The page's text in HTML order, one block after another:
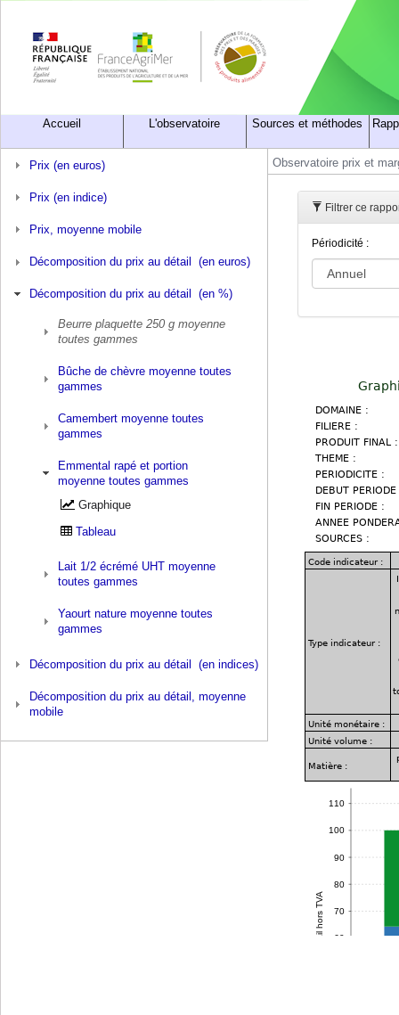
Accueil L'observatoire Sources et méthodes
Prix (en euros)
Prix (en indice)
Prix, moyenne mobile
Décomposition du prix au détail (en euros)
Décomposition du prix au détail (en %)
Beurre plaquette 250 g moyenne
toutes gammes
Bûche de chèvre moyenne toutes
gammes
Camembert moyenne toutes
gammes
Emmental rapé et portion
moyenne toutes gammes
Graphique
Tableau
Lait 1/2 écrémé UHT moyenne
toutes gammes
Yaourt nature moyenne toutes
gammes
Décomposition du prix au détail (en indices)
Décomposition du prix au détail, moyenne
mobile
Observatoire prix et
Filtrer ce
Périodicité :